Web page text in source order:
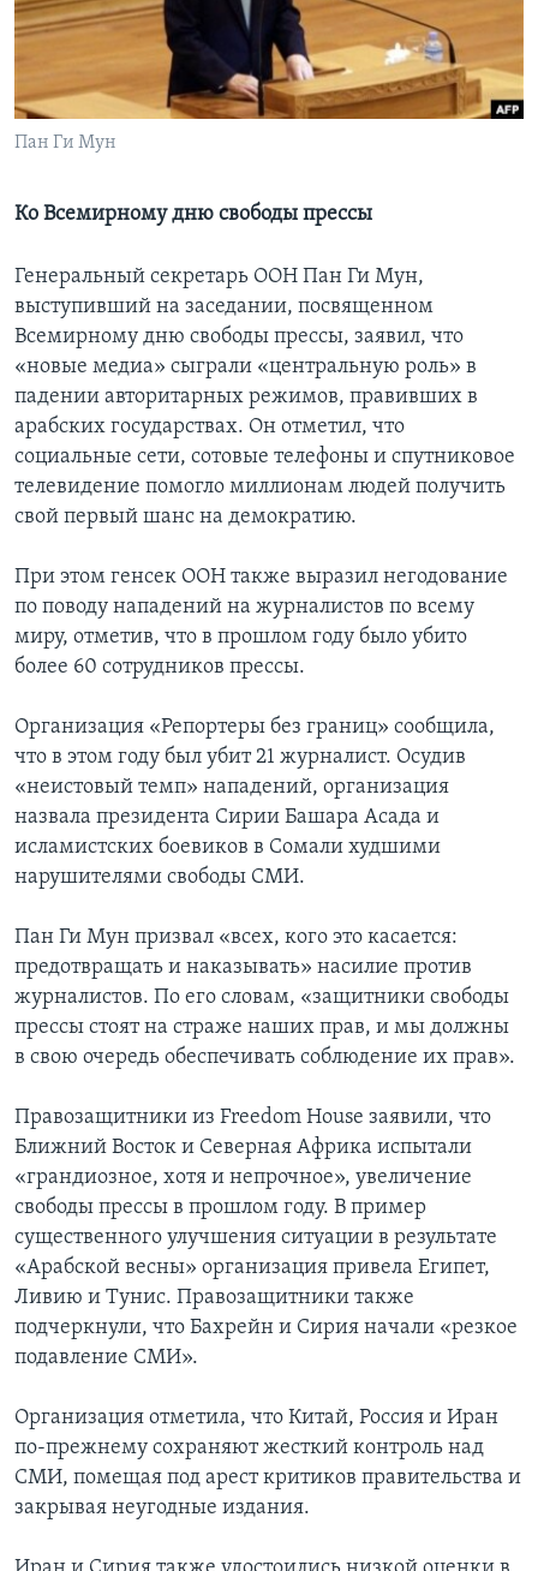
Learning English
СОЦИАЛЬНЫЕ СЕТИ
Языки
Пан Ги Мун
Ко Всемирному дню свободы прессы
Генеральный секретарь ООН Пан Ги Мун,
выступивший на заседании, посвященном
Всемирному дню свободы прессы, заявил, что
«новые медиа» сыграли «центральную роль» в
падении авторитарных режимов, правивших в
арабских государствах. Он отметил, что
социальные сети, сотовые телефоны и спутниковое
телевидение помогло миллионам людей получить
свой первый шанс на демократию.
При этом генсек ООН также выразил негодование
по поводу нападений на журналистов по всему
миру, отметив, что в прошлом году было убито
более 60 сотрудников прессы.
Организация «Репортеры без границ» сообщила,
что в этом году был убит 21 журналист. Осудив
«неистовый темп» нападений, организация
назвала президента Сирии Башара Асада и
исламистских боевиков в Сомали худшими
нарушителями свободы СМИ.
Пан Ги Мун призвал «всех, кого это касается:
предотвращать и наказывать» насилие против
журналистов. По его словам, «защитники свободы
прессы стоят на страже наших прав, и мы должны
в свою очередь обеспечивать соблюдение их прав».
Правозащитники из Freedom House заявили, что
Ближний Восток и Северная Африка испытали
«грандиозное, хотя и непрочное», увеличение
свободы прессы в прошлом году. В пример
существенного улучшения ситуации в результате
«Арабской весны» организация привела Египет,
Ливию и Тунис. Правозащитники также
подчеркнули, что Бахрейн и Сирия начали «резкое
подавление СМИ».
Организация отметила, что Китай, Россия и Иран
по-прежнему сохраняют жесткий контроль над
СМИ, помещая под арест критиков правительства и
закрывая неугодные издания.